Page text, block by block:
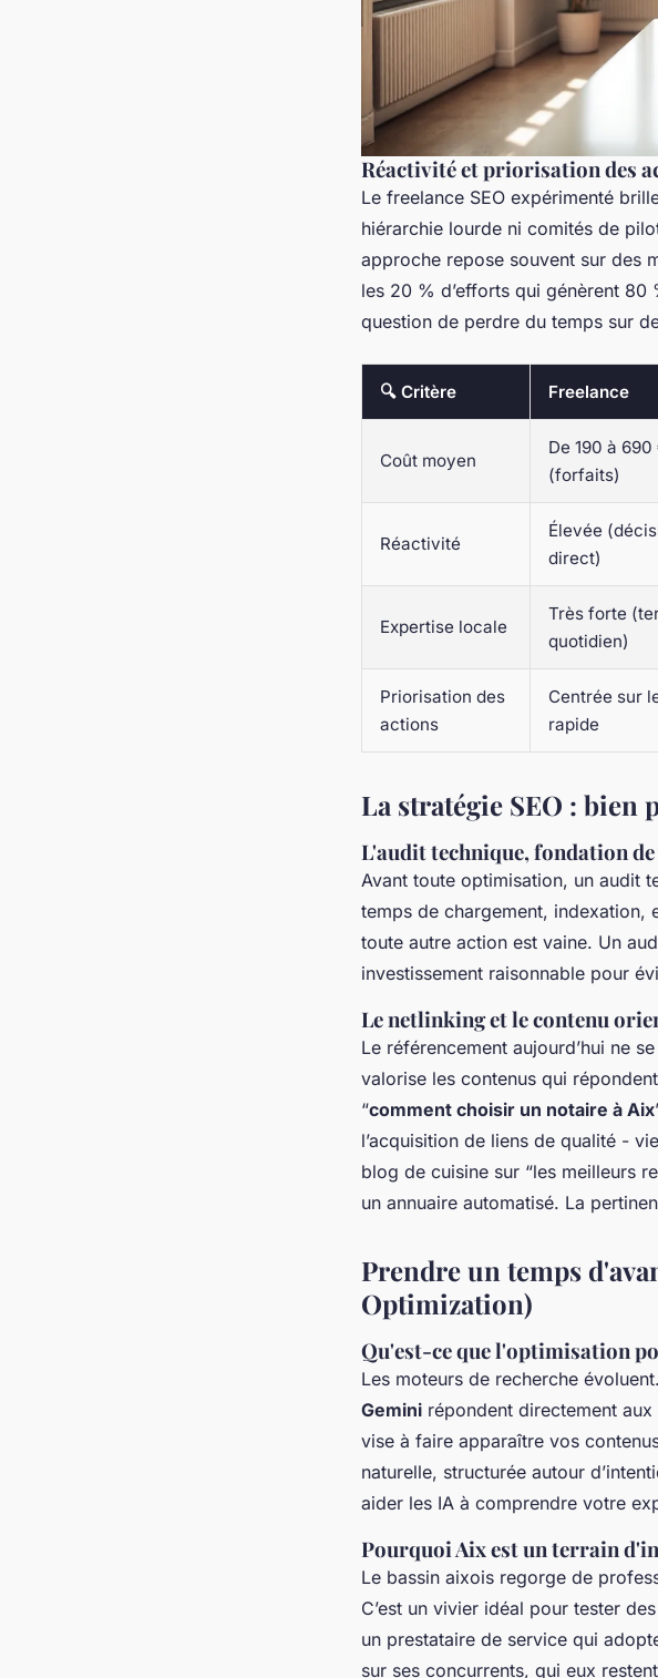
Réactivité et priorisation des
Le freelance SEO expérimenté
hiérarchie lourde ni comités de
approche repose souvent sur des
les 20 % d’efforts qui génèrent 80
question de perdre du temps sur
🔍 Critère Freelance
Coût moyen
De 190 à
(forfaits)
Réactivité
Élevée
direct)
Expertise locale
Très forte
quotidien)
Priorisation des
actions
Centrée sur
rapide
La stratégie SEO : bien
L'audit technique, fondation
Avant toute optimisation, un audit
temps de chargement, indexation,
toute autre action est vaine. Un
investissement raisonnable pour
Le netlinking et le contenu
Le référencement aujourd’hui ne
valorise les contenus qui
“comment choisir un notaire à Aix
l’acquisition de liens de qualité -
blog de cuisine sur “les meilleurs
un annuaire automatisé. La
Prendre un temps
Optimization)
Qu'est-ce que l'optimisation
Les moteurs de recherche
Gemini répondent directement
vise à faire apparaître vos
naturelle, structurée autour
aider les IA à comprendre votre
Pourquoi Aix est un terrain
Le bassin aixois regorge de
C’est un vivier idéal pour tester
un prestataire de service qui
sur ses concurrents, qui eux